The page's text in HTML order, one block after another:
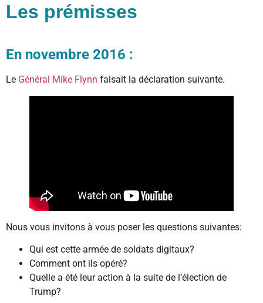
Les prémisses
En novembre 2016 :
Le Général Mike Flynn faisait la déclaration suivante.
Nous vous invitons à vous poser les questions suivantes:
Qui est cette armée de soldats digitaux?
Comment ont ils opéré?
Quelle a été leur action à la suite de l’élection de
Trump?